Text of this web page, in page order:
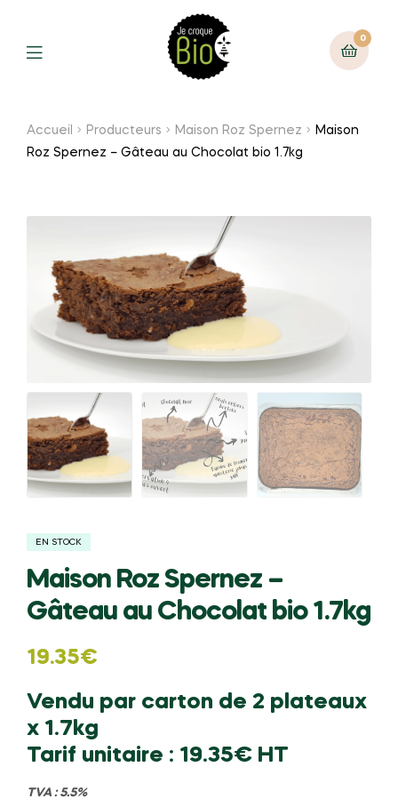
0
Accueil Producteurs Maison Roz Spernez
Maison
Roz Spernez – Gâteau au Chocolat bio 1.7kg
EN STOCK
Maison Roz Spernez –
Gâteau au Chocolat bio 1.7kg
19.35€
Vendu par carton de 2 plateaux
x 1.7kg
Tarif unitaire : 19.35€ HT
TVA : 5.5%